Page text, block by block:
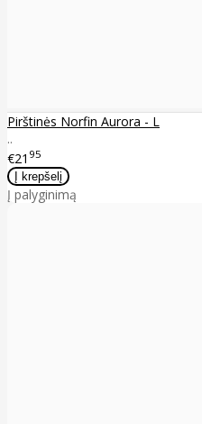
Pirštinės Norfin Aurora - L
..
€21 95
Į palyginimą